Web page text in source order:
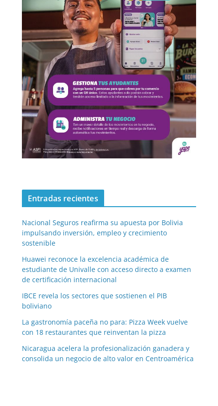
Entradas recientes
Nacional Seguros reafirma su apuesta por Bolivia
impulsando inversión, empleo y crecimiento
sostenible
Huawei reconoce la excelencia académica de
estudiante de Univalle con acceso directo a examen
de certificación internacional
IBCE revela los sectores que sostienen el PIB
boliviano
La gastronomía paceña no para: Pizza Week vuelve
con 18 restaurantes que reinventan la pizza
Nicaragua acelera la profesionalización ganadera y
consolida un negocio de alto valor en Centroamérica